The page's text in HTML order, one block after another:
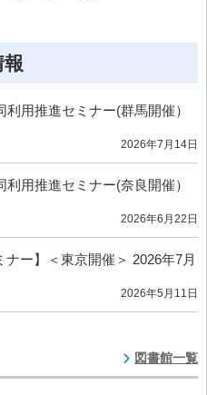
用推進セミナー(群馬開催）
2026年7月14日
用推進セミナー(奈良開催）
2026年6月22日
ナー】＜東京開催＞ 2026年7月
2026年5月11日
図書館一覧